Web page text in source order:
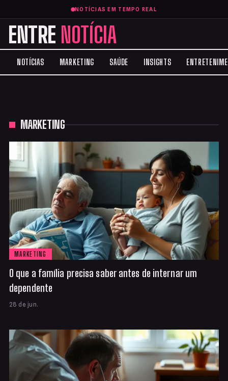
NOTÍCIAS EM TEMPO REAL
ENTRE NOTÍCIA
NOTÍCIAS MARKETING SAÚDE INSIGHTS
MARKETING
MARKETING
O que a família precisa saber antes de internar um
dependente
28 de jun.